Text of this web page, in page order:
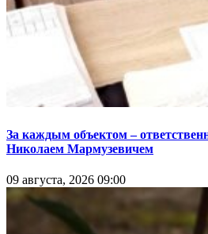
За каждым объектом –
Николаем Мармузевичем
09 августа, 2026 09:00